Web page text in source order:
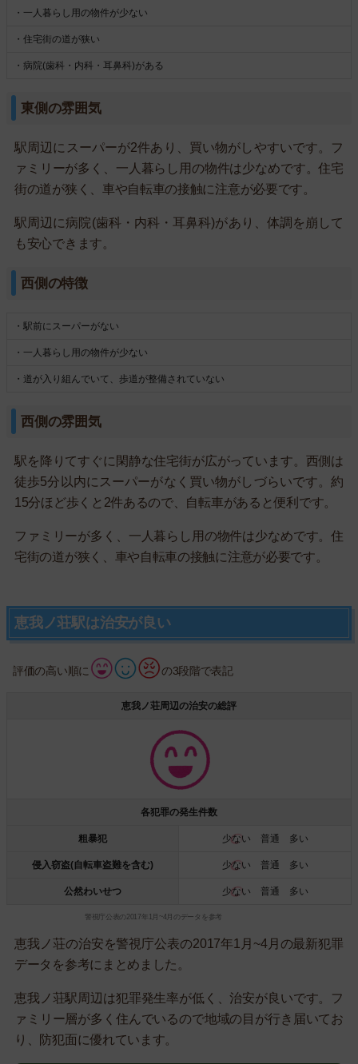
・一人暮らし用の物件が少ない
・住宅街の道が狭い
・病院(歯科・内科・耳鼻科)がある
東側の雰囲気
駅周辺にスーパーが2件あり、買い物がしやすいです。フ
ァミリーが多く、一人暮らし用の物件は少なめです。住宅
街の道が狭く、車や自転車の接触に注意が必要です。
駅周辺に病院(歯科・内科・耳鼻科)があり、体調を崩して
も安心できます。
西側の特徴
・駅前にスーパーがない
・一人暮らし用の物件が少ない
・道が入り組んでいて、歩道が整備されていない
西側の雰囲気
駅を降りてすぐに閑静な住宅街が広がっています。西側は
徒歩5分以内にスーパーがなく買い物がしづらいです。約
15分ほど歩くと2件あるので、自転車があると便利です。
ファミリーが多く、一人暮らし用の物件は少なめです。住
宅街の道が狭く、車や自転車の接触に注意が必要です。
恵我ノ荘駅は治安が良い
評価の高い順に の3段階で表記
恵我ノ荘周辺の治安の総評
各犯罪の発生件数
粗暴犯 少ない 普通 多い
侵入窃盗(自転車盗難を含む) 少ない 普通 多い
公然わいせつ 少ない 普通 多い
警視庁公表の2017年1月~4月のデータを参考
恵我ノ荘の治安を警視庁公表の2017年1月~4月の最新犯罪
データを参考にまとめました。
恵我ノ荘駅周辺は犯罪発生率が低く、治安が良いです。フ
ァミリー層が多く住んでいるので地域の目が行き届いてお
り、防犯面に優れています。